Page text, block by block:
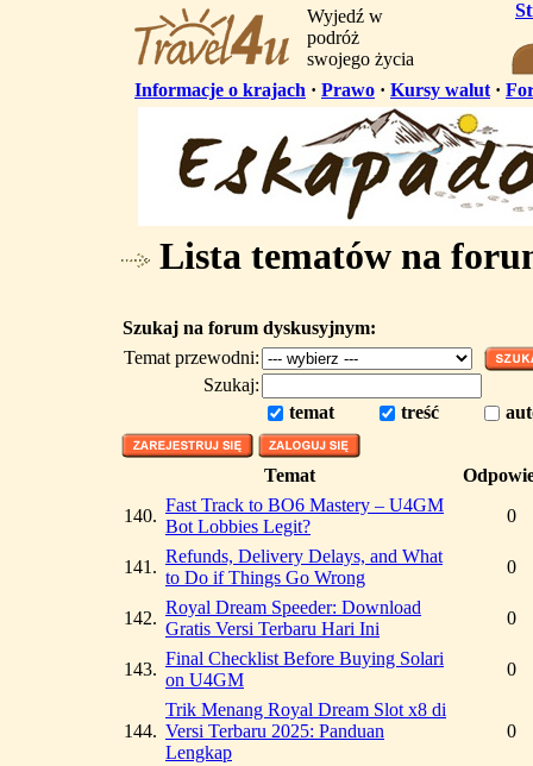
Wyjedź w
podróż
swojego życia
Informacje o krajach · Prawo · Kursy walut ·
Lista tematów na
Szukaj na forum dyskusyjnym:
Temat przewodni:
Szukaj:
temat
treść
Temat
140.
Fast Track to BO6 Mastery – U4GM
Bot Lobbies Legit?
0
141.
Refunds, Delivery Delays, and What
to Do if Things Go Wrong
0
142.
Royal Dream Speeder: Download
Gratis Versi Terbaru Hari Ini
0
143.
Final Checklist Before Buying Solari
on U4GM
0
144.
Trik Menang Royal Dream Slot x8 di
Versi Terbaru 2025: Panduan
Lengkap
0